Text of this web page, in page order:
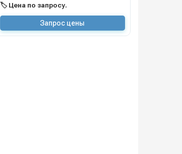
🏷️ Цена по запросу.
Запрос цены